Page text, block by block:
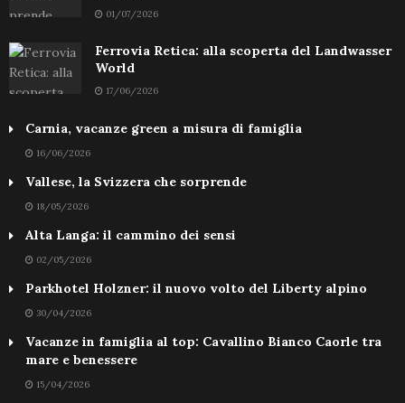
01/07/2026
Ferrovia Retica: alla scoperta del Landwasser
World
17/06/2026
Carnia, vacanze green a misura di famiglia
16/06/2026
Vallese, la Svizzera che sorprende
18/05/2026
Alta Langa: il cammino dei sensi
02/05/2026
Parkhotel Holzner: il nuovo volto del Liberty alpino
30/04/2026
Vacanze in famiglia al top: Cavallino Bianco Caorle tra
mare e benessere
15/04/2026